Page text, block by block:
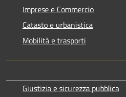
Imprese e Commercio
Catasto e urbanistica
Mobilità e trasporti
Giustizia e sicurezza pubblica